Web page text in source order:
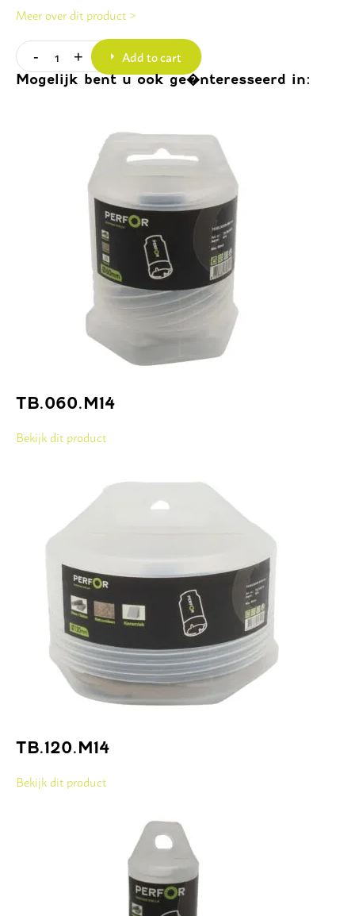
Meer over dit product >
Quantity
- + Add to cart
Mogelijk bent u ook ge�nteresseerd in:
TB.060.M14
Bekijk dit product
TB.120.M14
Bekijk dit product